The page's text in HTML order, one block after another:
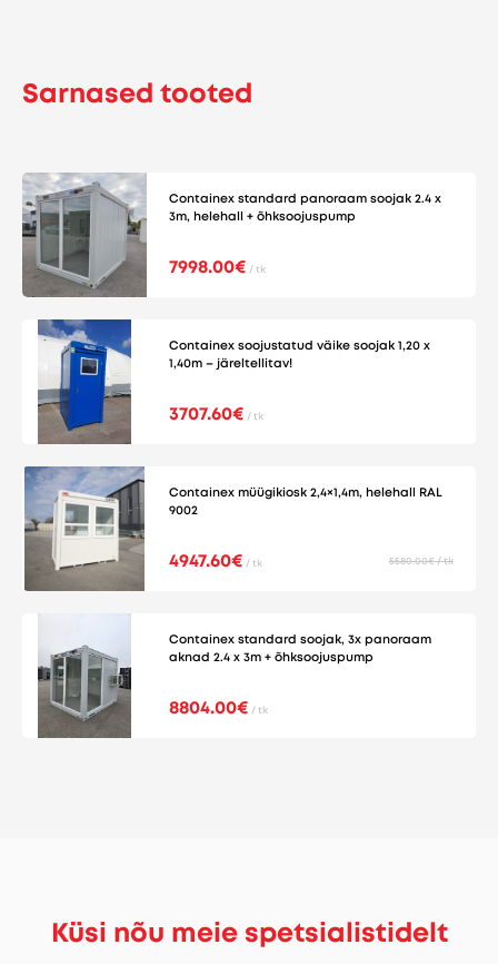
Sarnased tooted
Containex standard panoraam soojak 2.4 x
3m, helehall + õhksoojuspump
7998.00€ / tk
Containex soojustatud väike soojak 1,20 x
1,40m – järeltellitav!
3707.60€ / tk
Containex müügikiosk 2,4×1,4m, helehall RAL
9002
4947.60€ / tk 5580.00€ / tk
Containex standard soojak, 3x panoraam
aknad 2.4 x 3m + õhksoojuspump
8804.00€ / tk
Küsi nõu meie spetsialistidelt